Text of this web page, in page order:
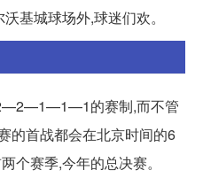
基城球场外,球迷们欢。
的赛制,而不管
的首战都会在北京时间的6
个赛季,今年的总决赛。